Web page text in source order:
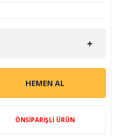
HEMEN AL
ÖNSİPARİŞLİ ÜRÜN